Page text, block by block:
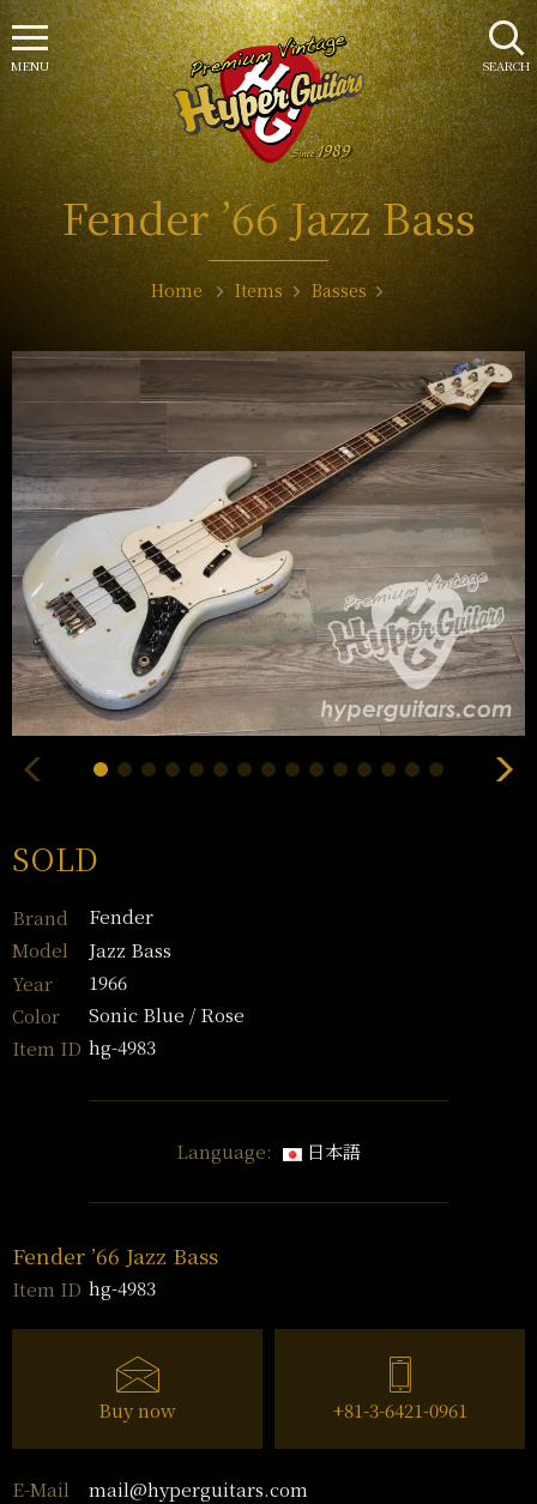
Fender ’66 Jazz Bass
Home Items Basses
SOLD
Brand
Fender
Model
Jazz Bass
Year
1966
Color
Sonic Blue / Rose
Item ID hg-4983
Language: 日本語
Fender ’66 Jazz Bass
Item ID hg-4983
Buy now +81-3-6421-0961
E-Mail mail@hyperguitars.com
SEARCH
MENU